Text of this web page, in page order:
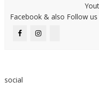
Facebook & also Follow
social